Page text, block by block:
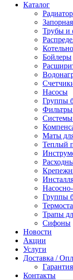
Каталог
Трубы и
Бойлеры
Насосы
Группы
Фильтры
Системы
Маты
Теплый
Группы
Трапы
Сифоны
Новости
Акции
Услуги
Доставка /
Контакты